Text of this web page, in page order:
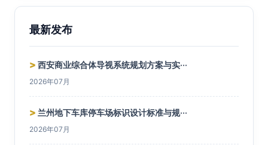
最新发布
> 西安商业综合体导视系统规划方案与实···
2026年07月
> 兰州地下车库停车场标识设计标准与规···
2026年07月